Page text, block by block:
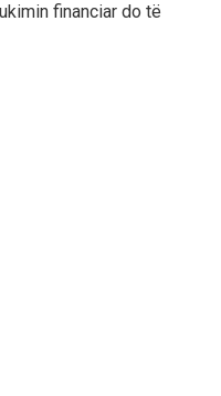
financiar do të